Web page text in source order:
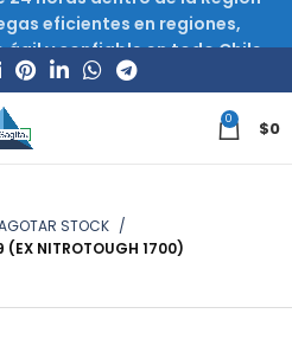
0 $0
STOCK
(EX NITROTOUGH 1700)
eficientes en regiones,
y confiable en todo Chile.